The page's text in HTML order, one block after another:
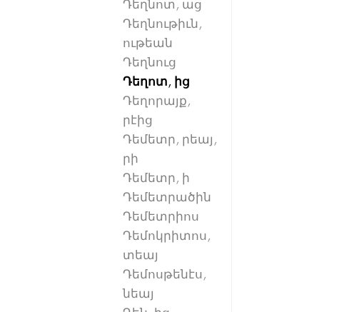
Դեղնոտ, աց
Դեղնութիւն,
ութեան
Դեղնուց
Դեղոտ, ից
Դեղորայք,
րէից
Դեմետր, րեայ,
րի
Դեմետր, ի
Դեմետրածին
Դեմետրիոս
Դեմոկրիտոս,
տեայ
Դեմոսթենէս,
նեայ